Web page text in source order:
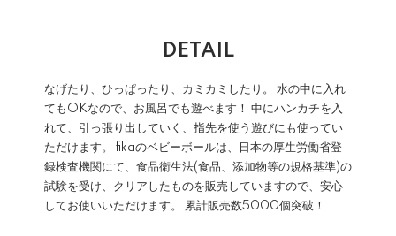
DETAIL
なげたり、ひっぱったり、カミカミしたり。 水の中に入れ
てもOKなので、お風呂でも遊べます！ 中にハンカチを入
れて、引っ張り出していく、指先を使う遊びにも使ってい
ただけます。 fikaのベビーボールは、日本の厚生労働省登
録検査機関にて、食品衛生法(食品、添加物等の規格基準)の
試験を受け、クリアしたものを販売していますので、安心
してお使いいただけます。 累計販売数5000個突破！